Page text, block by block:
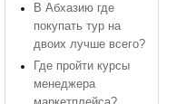
В Абхазию где
покупать тур на
двоих лучше всего?
Где пройти курсы
менеджера